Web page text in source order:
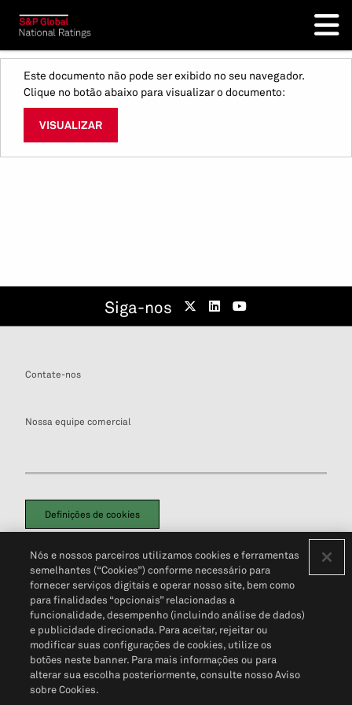
Este documento não pode ser exibido no seu navegador.
Clique no botão abaixo para visualizar o documento:
VISUALIZAR
Siga-nos
Contate-nos
Nossa equipe comercial
Definições de cookies
Política de PrivacidadePortal de privacidade do cliente (em inglês)
Não Venda Minhas Informações Pessoais© 2026 S&P Global
Nós e nossos parceiros utilizamos cookies e ferramentas
semelhantes (“Cookies”) conforme necessário para
fornecer serviços digitais e operar nosso site, bem como
para finalidades “opcionais” relacionadas a
funcionalidade, desempenho (incluindo análise de dados)
e publicidade direcionada. Para aceitar, rejeitar ou
modificar suas configurações de cookies, utilize os
botões neste banner. Para mais informações ou para
alterar sua escolha posteriormente, consulte nosso Aviso
sobre Cookies.